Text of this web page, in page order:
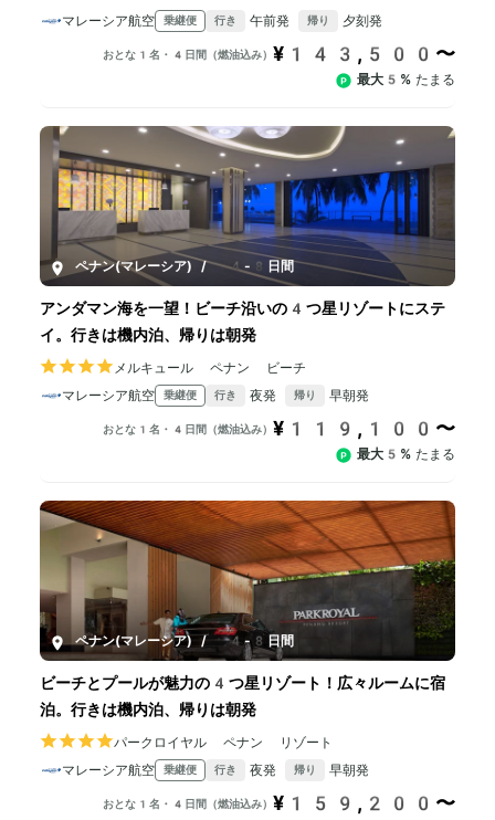
マレーシア航空
乗継便 行き 午前発 帰り 夕刻発
おとな1名・4日間（燃油込み） ¥143,500〜
最大5% たまる
ペナン(マレーシア) / 4-8日間
アンダマン海を一望！ビーチ沿いの4つ星リゾートにステ
イ。行きは機内泊、帰りは朝発
メルキュール ペナン ビーチ
マレーシア航空
乗継便 行き 夜発 帰り 早朝発
おとな1名・4日間（燃油込み） ¥119,100〜
最大5% たまる
ペナン(マレーシア) / 4-8日間
ビーチとプールが魅力の4つ星リゾート！広々ルームに宿
泊。行きは機内泊、帰りは朝発
パークロイヤル ペナン リゾート
マレーシア航空
乗継便 行き 夜発 帰り 早朝発
おとな1名・4日間（燃油込み） ¥159,200〜